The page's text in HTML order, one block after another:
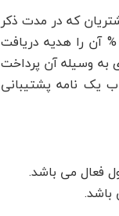
که در مدت ذکر
شده حساب کاربری خود را با مبلغ های ۱۰۰٫۰۰۰ تومان به بالا شارژ نماید معادل ۲۰ % آن را هدیه دریافت
به وسیله آن پرداخت
یک نامه پشتیبانی
فعال می باشد.